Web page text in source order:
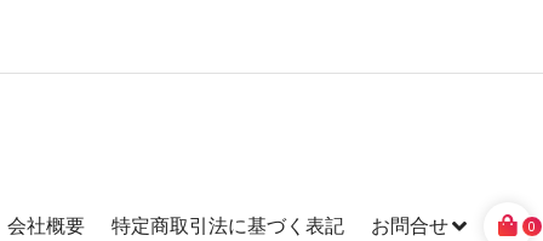
会社概要 特定商取引法に基づく表記 お問合せ 0